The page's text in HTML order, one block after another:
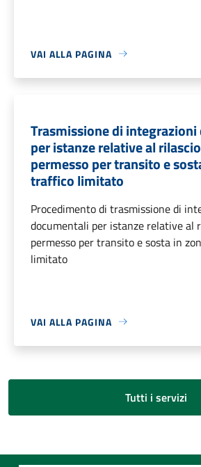
VAI ALLA PAGINA
Trasmissione di
per istanze relative al
permesso per transito e
traffico limitato
Procedimento di trasmissione di
documentali per istanze relative al
permesso per transito e sosta in
limitato
VAI ALLA PAGINA
Tutti i servizi